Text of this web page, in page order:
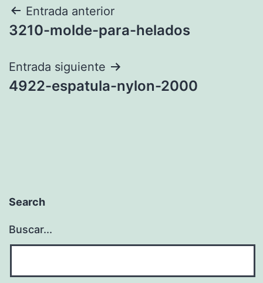
Navegación
de
entradas
Entrada anterior
3210-molde-para-helados
Entrada siguiente
4922-espatula-nylon-2000
Search
Buscar...